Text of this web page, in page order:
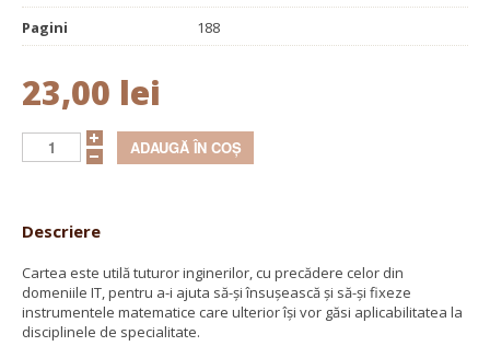
Pagini
188
23,00 lei
Descriere
Cartea este utilă tuturor inginerilor, cu precădere celor din
domeniile IT, pentru a-i ajuta să-şi însuşească şi să-şi fixeze
instrumentele matematice care ulterior îşi vor găsi aplicabilitatea la
disciplinele de specialitate.